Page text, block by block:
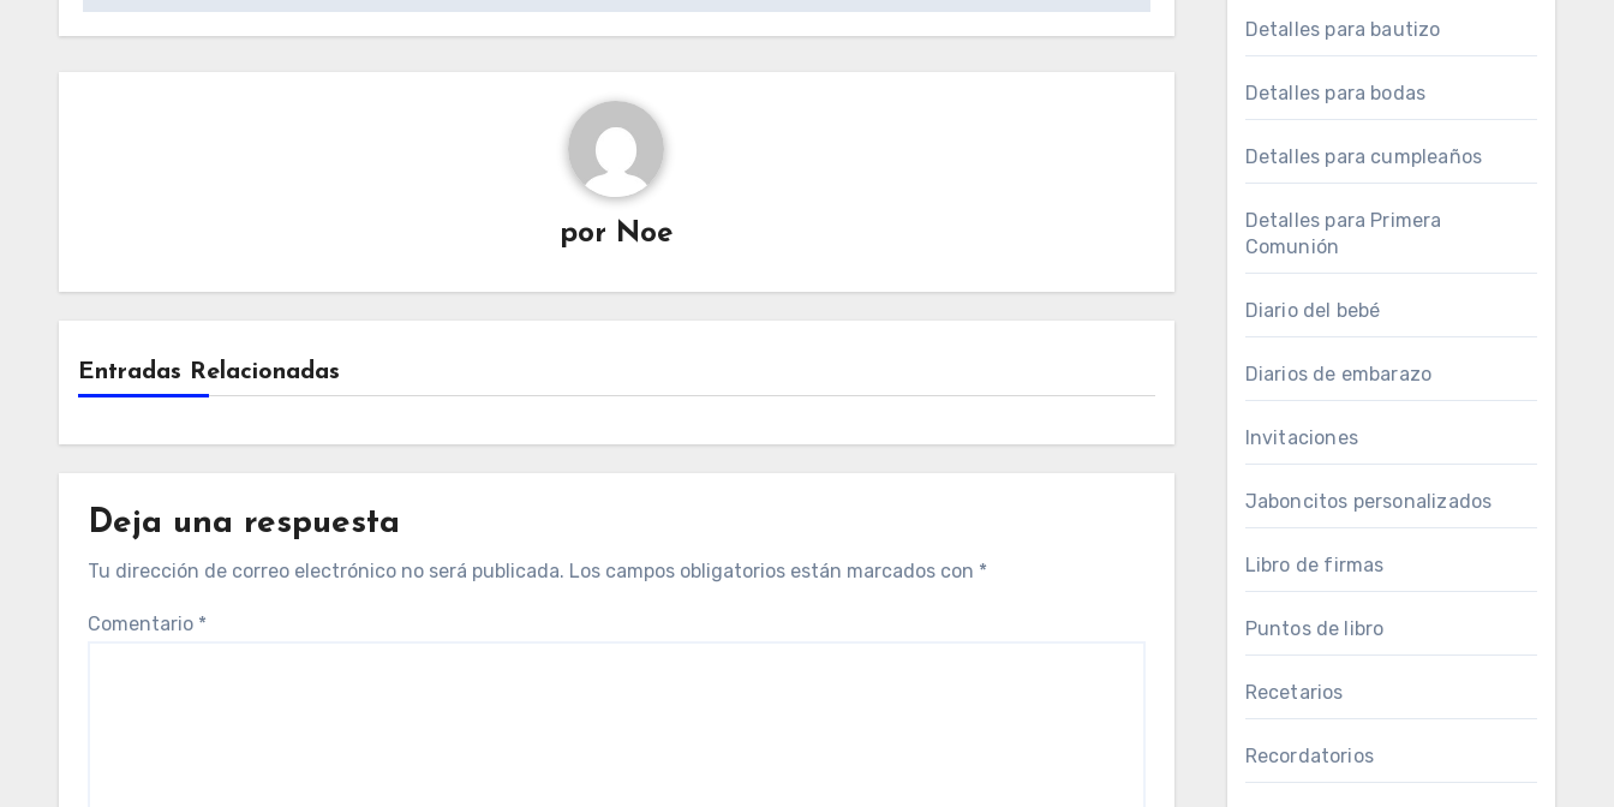
entradas
por Noe
Entradas Relacionadas
Deja una respuesta
Tu dirección de correo electrónico no será publicada. Los campos obligatorios están marcados con *
Comentario *
Detalles para bautizo
Detalles para bodas
Detalles para cumpleaños
Detalles para Primera
Comunión
Diario del bebé
Diarios de embarazo
Invitaciones
Jaboncitos personalizados
Libro de firmas
Puntos de libro
Recetarios
Recordatorios